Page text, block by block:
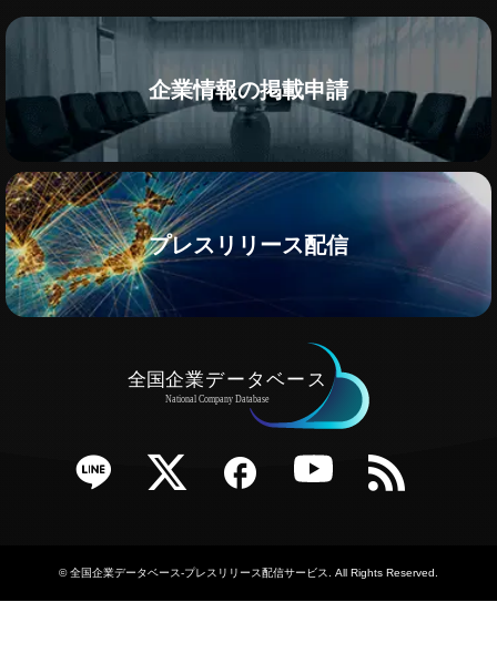
企業情報の掲載申請
プレスリリース配信
Twitter Facebook YouTube RSS
©全国企業データベース-プレスリリース配信サービス . All Rights Reserved.